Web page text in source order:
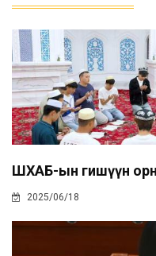
ШХАБ-ын гишүүн
2025/06/18